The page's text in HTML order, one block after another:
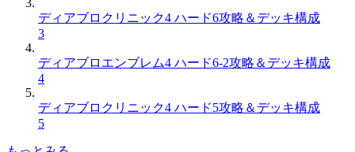
ディアブロクリニック4 ハード6攻略＆デッキ構成
3
ディアブロエンブレム4 ハード6-2攻略＆デッキ構成
4
ディアブロクリニック4 ハード5攻略＆デッキ構成
5